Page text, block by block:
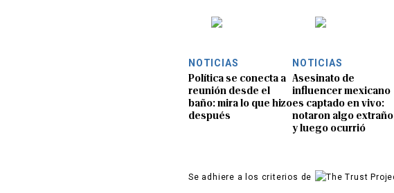
NOTICIAS
Política se conecta a
reunión desde el
baño: mira lo que hizo
después
NOTICIAS
Asesinato de
influencer mexicano
es captado en vivo:
notaron algo extraño
y luego ocurrió
Se adhiere a los criterios de